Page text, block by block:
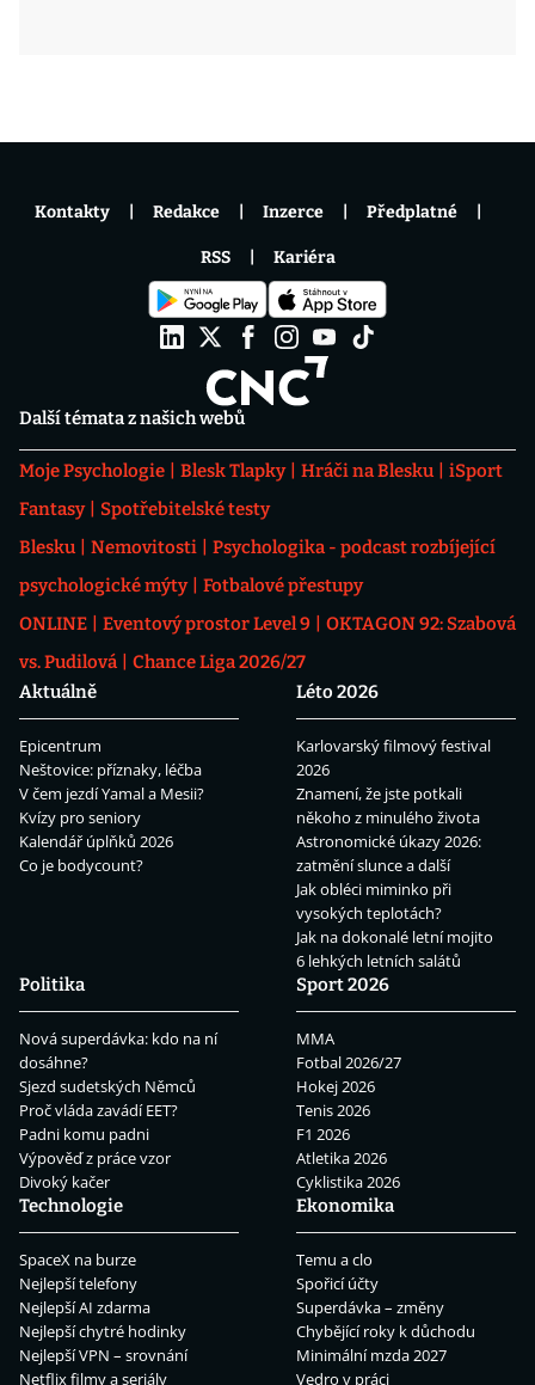
Další témata z našich webů
Moje Psychologie Blesk Tlapky Hráči na Blesku
iSport
Fantasy
Spotřebitelské testy
Blesku
Nemovitosti
Psychologika - podcast rozbíjející
psychologické mýty
Fotbalové přestupy
ONLINE
Eventový prostor Level 9
OKTAGON 92: Szabová
vs. Pudilová
Chance Liga 2026/27
Aktuálně
Epicentrum
Neštovice: příznaky, léčba
V čem jezdí Yamal a Mesii?
Kvízy pro seniory
Kalendář úplňků 2026
Co je bodycount?
Léto 2026
Karlovarský filmový festival
2026
Znamení, že jste potkali
někoho z minulého života
Astronomické úkazy 2026:
zatmění slunce a další
Jak obléci miminko při
vysokých teplotách?
Jak na dokonalé letní mojito
6 lehkých letních salátů
Politika
Nová superdávka: kdo na ní
dosáhne?
Sjezd sudetských Němců
Proč vláda zavádí EET?
Padni komu padni
Výpověď z práce vzor
Divoký kačer
Sport 2026
MMA
Fotbal 2026/27
Hokej 2026
Tenis 2026
F1 2026
Atletika 2026
Cyklistika 2026
Technologie
SpaceX na burze
Nejlepší telefony
Nejlepší AI zdarma
Nejlepší chytré hodinky
Nejlepší VPN – srovnání
Netflix filmy a seriály
Ekonomika
Temu a clo
Spořicí účty
Superdávka – změny
Chybějící roky k důchodu
Minimální mzda 2027
Vedro v práci
Kontakty Redakce Inzerce Předplatné
RSS Kariéra